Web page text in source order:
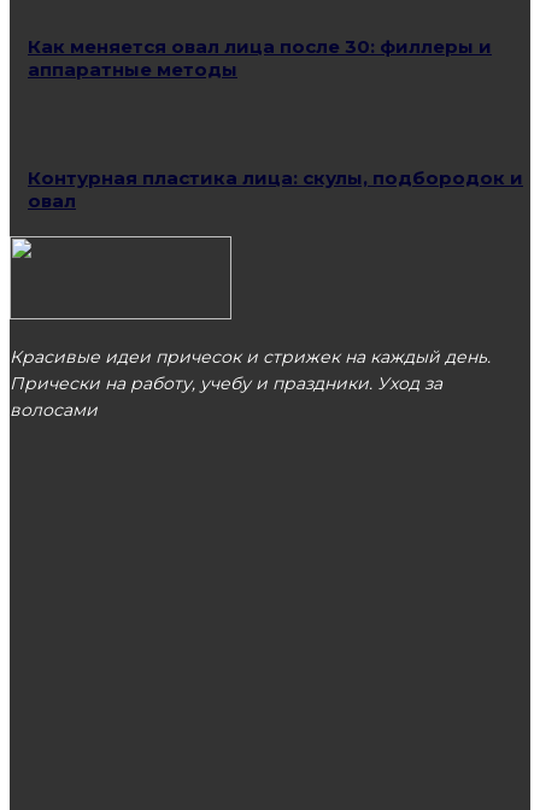
Как меняется овал лица после 30: филлеры и
аппаратные методы
Контурная пластика лица: скулы, подбородок и
овал
Красивые идеи причесок и стрижек на каждый день.
Прически на работу, учебу и праздники. Уход за
волосами